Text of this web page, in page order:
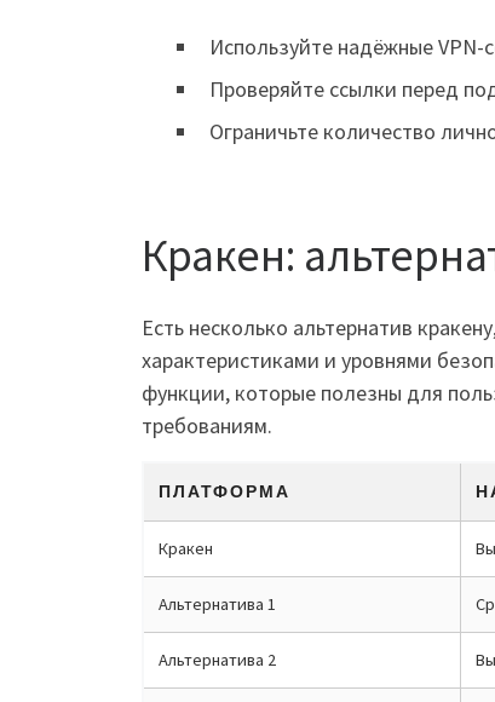
Используйте надёжные
Проверяйте ссылки перед
Ограничьте количество
Кракен:
Есть несколько альтернатив
характеристиками и уровнями
функции, которые полезны для
требованиям.
ПЛАТФОРМА
Кракен
Альтернатива 1
Альтернатива 2